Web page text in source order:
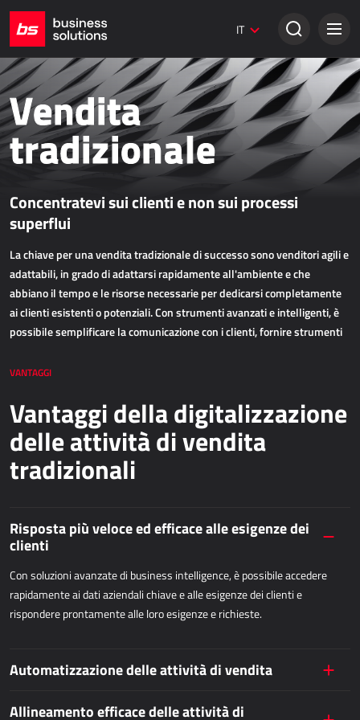
IT
Siti web Umbraco
Soluzioni creative
VENDITA TRADIZIONALE
Dynamics 365 Business Central
Dynamics 365 Sales
Power Retail
VENDITA ONLINE
AllForEcommerce
AllForNextGen
AllForWeb
Potenziare le vendite online
APPLICAZIONI WEB
AllForEcommerce
AllForWeb
Portali B2B
Siti web complessi
MPR – PRODUZIONE
Power MES
APPROVVIGIONAMENTO
Vendita
tradizionale
Concentratevi sui clienti e non sui processi
superflui
La chiave per una vendita tradizionale di successo sono venditori agili e
adattabili, in grado di adattarsi rapidamente all'ambiente e che
abbiano il tempo e le risorse necessarie per dedicarsi completamente
ai clienti esistenti o potenziali. Con strumenti avanzati e intelligenti, è
possibile semplificare la comunicazione con i clienti, fornire strumenti
modo che i venditori possano concentrarsi esclusivamente sul lavoro
VANTAGGI
Vantaggi della digitalizzazione
delle attività di vendita
tradizionali
Risposta più veloce ed efficace alle esigenze dei
clienti
Con soluzioni avanzate di business intelligence, è possibile accedere
rapidamente ai dati aziendali chiave e alle esigenze dei clienti e
rispondere prontamente alle loro esigenze e richieste.
Automatizzazione delle attività di vendita
Allineamento efficace delle attività di